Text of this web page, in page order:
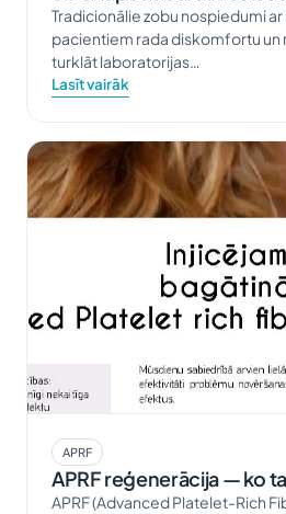
Tradicionālie zobu nospiedumi
pacientiem rada diskomfortu un
turklāt laboratorijas…
Lasīt vairāk
APRF
APRF reģenerācija — ko
APRF (Advanced Platelet-Rich